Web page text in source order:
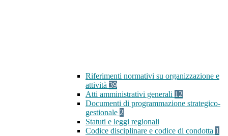
Riferimenti normativi su organizzazione e
attività 39
Atti amministrativi generali 12
Documenti di programmazione strategico-
gestionale 2
Statuti e leggi regionali
Codice disciplinare e codice di condotta 1